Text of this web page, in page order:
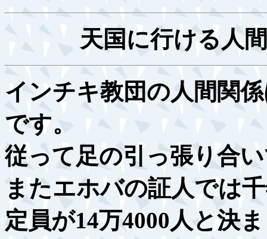
天国に行ける人
インチキ教団の人間関
です。
従って足の引っ張り合
またエホバの証人では
定員が14万4000人と決